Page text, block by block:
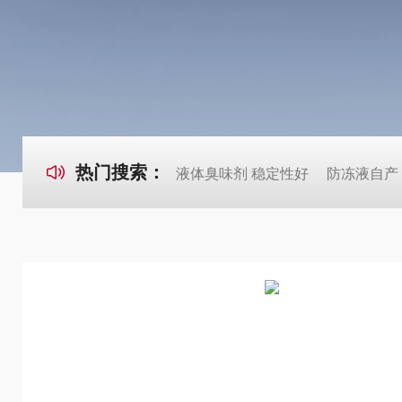
热门搜索： 液体臭味剂 稳定性好 防冻液自产